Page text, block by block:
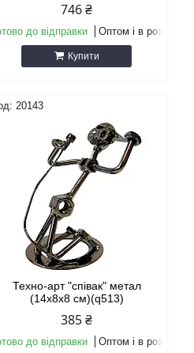
746 ₴
до відправки Оптом і в роздріб
Купити
20143
Техно-арт "співак" метал
(14х8х8 см)(q513)
385 ₴
до відправки Оптом і в роздріб